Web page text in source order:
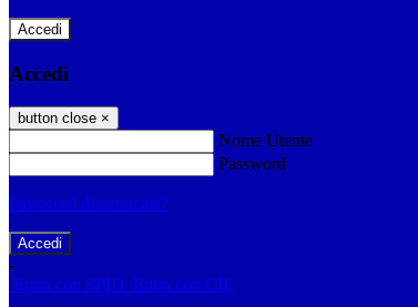
Accedi
Accedi
button close ×
Nome Utente
Password
Password dimenticata?
-
Entra con SPID Entra con CIE